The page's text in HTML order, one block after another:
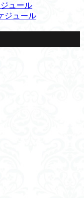
ュール
ジュール